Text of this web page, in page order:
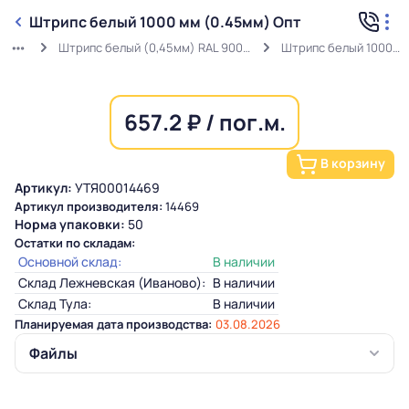
Штрипс белый 1000 мм (0.45мм) Опт
Штрипс белый (0,45мм) RAL 9003 ГОСТ в защитной пленке Штрипс белый 1000 мм (0.45мм) Опт
657.2 ₽ / пог.м.
В корзину
Артикул: УТЯ00014469
Артикул производителя: 14469
Норма упаковки: 50
Остатки по складам:
Основной склад:
В наличии
Склад Лежневская (Иваново): В наличии
Склад Тула:
В наличии
Планируемая дата производства: 03.08.2026
Файлы